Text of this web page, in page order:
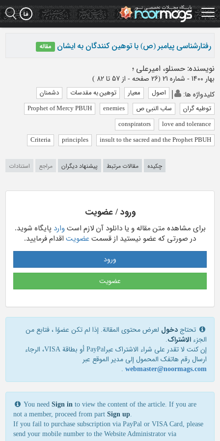
Skip
to
main
رفتارشناسی پیامبر (ص) با توهین کنندگان به ایشان مقاله
نویسنده: حسنلو، امیرعلی ؛
بهار 1400 - شماره 21 (‎26 صفحه - از 57 تا 82 )
کلیدواژه ها: اصول معیار توهین به مقدسات دشمنان
توطیه گران ساب النبی ص enemies
Prophet of Mercy PBUH
love and tolerance
conspirators
insult to the sacred and the Prophet PBUH
principles
Criteria
چکیده مقالات مرتبط پیشنهاد دیگران مراجع استنادات
ورود / عضویت
برای مشاهده متن مقاله و یا دانلود آن لازم استوارد پایگاه شوید.
در صورتی که عضو نیستید از قسمت عضویت اقدام فرمایید.
ورود
عضویت
تحتاج دخول لعرض محتوى المقالة. إذا لم تكن عضوًا ، فتابع من
الجزء الاشتراک.
إن كنت لا تقدر علی شراء الاشتراك عبرPayPal أو بطاقة VISA، الرجاء
ارسال رقم هاتفك المحمول إلی مدير الموقع عبر
webmaster@noormags.com
.
You need Sign in to view the content of the article. If you are
not a member, proceed from part Sign up.
If you fail to purchase subscription via PayPal or VISA Card, please
send your mobile number to the Website Administrator via